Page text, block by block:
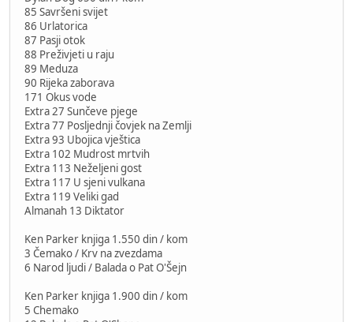
85 Savršeni svijet
86 Urlatorica
87 Pasji otok
88 Preživjeti u raju
89 Meduza
90 Rijeka zaborava
171 Okus vode
Extra 27 Sunčeve pjege
Extra 77 Posljednji čovjek na Zemlji
Extra 93 Ubojica vještica
Extra 102 Mudrost mrtvih
Extra 113 Neželjeni gost
Extra 117 U sjeni vulkana
Extra 119 Veliki gad
Almanah 13 Diktator
Ken Parker knjiga 1.550 din / kom
3 Čemako / Krv na zvezdama
6 Narod ljudi / Balada o Pat O'Šejn
Ken Parker knjiga 1.900 din / kom
5 Chemako